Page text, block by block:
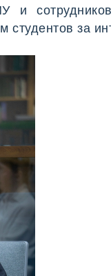
и
за